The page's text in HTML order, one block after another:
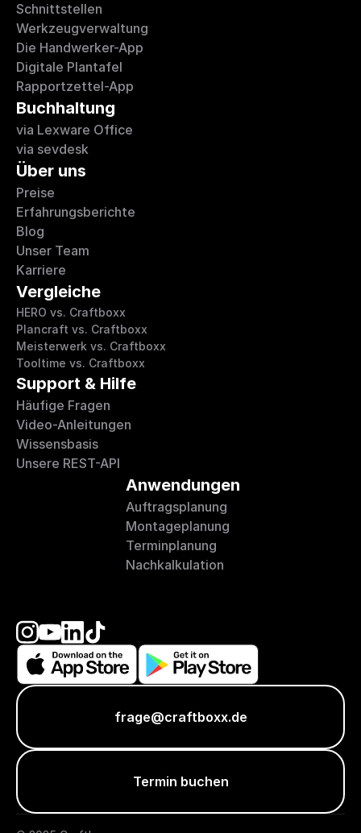
Schnittstellen
Werkzeugverwaltung
Die Handwerker-App
Digitale Plantafel
Rapportzettel-App
Buchhaltung
via Lexware Office
via sevdesk
Über uns
Preise
Erfahrungsberichte
Blog
Unser Team
Karriere
Vergleiche
HERO vs. Craftboxx
Plancraft vs. Craftboxx
Meisterwerk vs. Craftboxx
Tooltime vs. Craftboxx
Support & Hilfe
Häufige Fragen
Video-Anleitungen
Wissensbasis
Unsere REST-API
Anwendungen
Auftragsplanung
Montageplanung
Terminplanung
Nachkalkulation
frage@craftboxx.de
Termin buchen